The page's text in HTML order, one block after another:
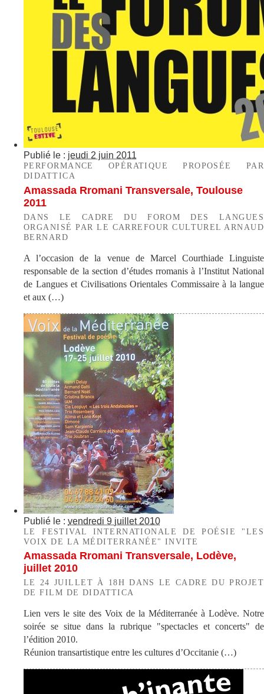
Publié le : jeudi 2 juin 2011
PERFORMANCE OPÉRATIQUE PROPOSÉE PAR
DIDATTICA
Amassada Rromani Transversale, Toulouse
2011
DANS LE CADRE DU FOROM DES LANGUES
ORGANISÉ PAR LE CARREFOUR CULTUREL ARNAUD
BERNARD
A l’occasion de la venue de Marcel Courthiade Linguiste
responsable de la section d’études rromanis à l’Institut National
de Langues et Civilisations Orientales Commissaire à la langue
et aux (…)
Publié le : vendredi 9 juillet 2010
LE FESTIVAL INTERNATIONALE DE POÉSIE "LES
VOIX DE LA MÉDITERRANÉE" INVITE
Amassada Rromani Transversale, Lodève,
juillet 2010
LE 24 JUILLET À 18H DANS LE CADRE DU PROJET
DE FILM DE DIDATTICA
Lien vers le site des Voix de la Méditerranée à Lodève. Notre
soirée se situe dans la rubrique "spectacles et concerts" de
l’édition 2010.
Réunion transartistique entre les cultures d’Occitanie (…)